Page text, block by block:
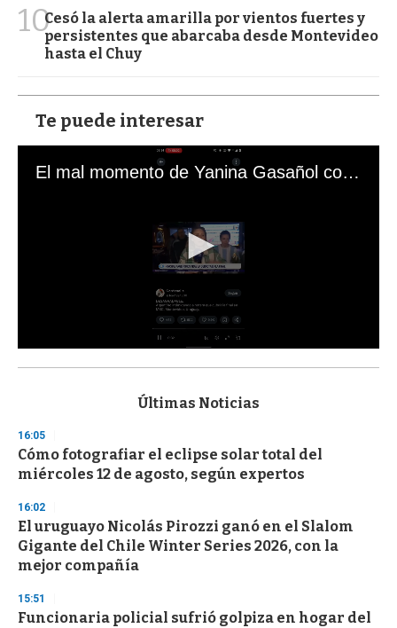
10Cesó la alerta amarilla por vientos fuertes y
persistentes que abarcaba desde Montevideo
hasta el Chuy
Te puede interesar
El mal momento de Yanina Gasañol con un hincha argentino en "Subrayado"
s
d
s
o
f
3
s
e
c
o
d
s
Últimas Noticias
16:05
Cómo fotografiar el eclipse solar total del
miércoles 12 de agosto, según expertos
16:02
El uruguayo Nicolás Pirozzi ganó en el Slalom
Gigante del Chile Winter Series 2026, con la
mejor compañía
15:51
Funcionaria policial sufrió golpiza en hogar del